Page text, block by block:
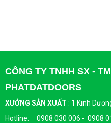
CÔNG TY TNHH SX -
PHATDATDOORS
XƯỞNG SẢN XUẤT : 1 Kinh
Hotline: 0908 030 006 - 0908